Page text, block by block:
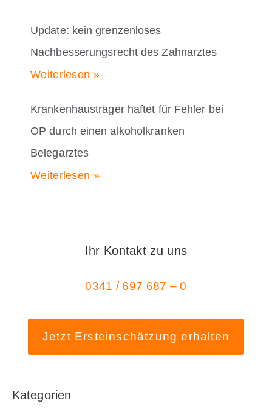
Update: kein grenzenloses
Nachbesserungsrecht des Zahnarztes
Weiterlesen »
Krankenhausträger haftet für Fehler bei
OP durch einen alkoholkranken
Belegarztes
Weiterlesen »
Ihr Kontakt zu uns
0341 / 697 687 – 0
Jetzt Ersteinschätzung erhalten
Kategorien